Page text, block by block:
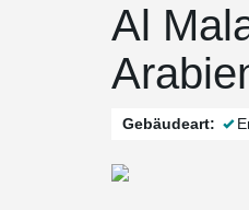
Al
Gebäudeart: